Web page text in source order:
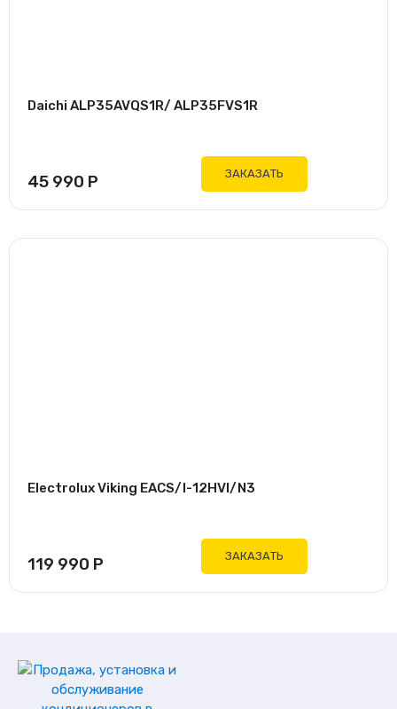
Daichi ALP35AVQS1R/ ALP35FVS1R
45 990 Р ЗАКАЗАТЬ
Electrolux Viking EACS/I-12HVI/N3
119 990 Р ЗАКАЗАТЬ